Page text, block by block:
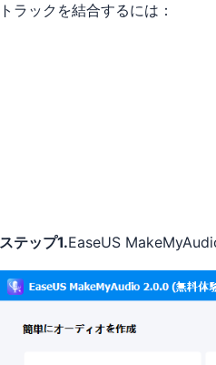
トラックを結合するには：
ステップ1.EaseUS